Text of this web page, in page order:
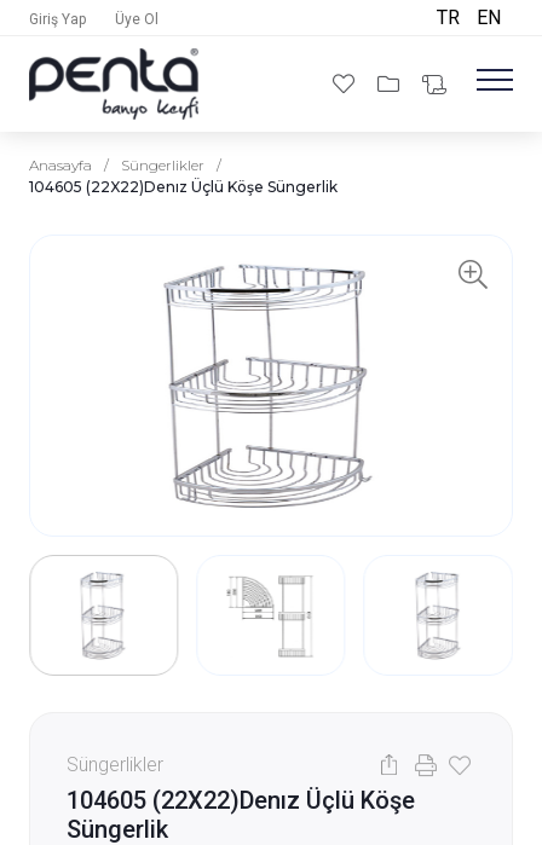
Giriş Yap Üye Ol TR EN
Anasayfa / Süngerlikler
/
104605 (22X22)Denız Üçlü Köşe Süngerlik
Süngerlikler
104605 (22X22)Denız Üçlü Köşe
Süngerlik